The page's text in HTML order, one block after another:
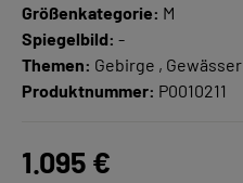
Größenkategorie: M
Spiegelbild: -
Themen: Gebirge , Gewässer
Produktnummer: P0010211
1.095 €